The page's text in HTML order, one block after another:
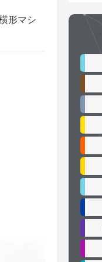
形マシ